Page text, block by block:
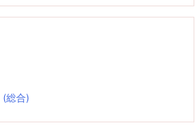
(総合)